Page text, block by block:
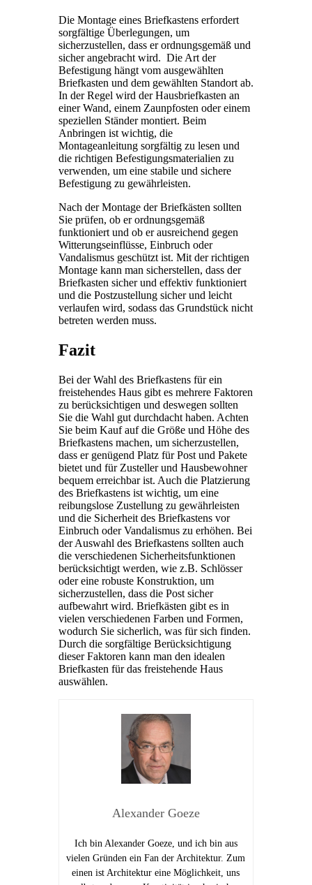
Die Montage eines Briefkastens erfordert
sorgfältige Überlegungen, um
sicherzustellen, dass er ordnungsgemäß und
sicher angebracht wird. Die Art der
Befestigung hängt vom ausgewählten
Briefkasten und dem gewählten Standort ab.
In der Regel wird der Hausbriefkasten an
einer Wand, einem Zaunpfosten oder einem
speziellen Ständer montiert. Beim
Anbringen ist wichtig, die
Montageanleitung sorgfältig zu lesen und
die richtigen Befestigungsmaterialien zu
verwenden, um eine stabile und sichere
Befestigung zu gewährleisten.
Nach der Montage der Briefkästen sollten
Sie prüfen, ob er ordnungsgemäß
funktioniert und ob er ausreichend gegen
Witterungseinflüsse, Einbruch oder
Vandalismus geschützt ist. Mit der richtigen
Montage kann man sicherstellen, dass der
Briefkasten sicher und effektiv funktioniert
und die Postzustellung sicher und leicht
verlaufen wird, sodass das Grundstück nicht
betreten werden muss.
Fazit
Bei der Wahl des Briefkastens für ein
freistehendes Haus gibt es mehrere Faktoren
zu berücksichtigen und deswegen sollten
Sie die Wahl gut durchdacht haben. Achten
Sie beim Kauf auf die Größe und Höhe des
Briefkastens machen, um sicherzustellen,
dass er genügend Platz für Post und Pakete
bietet und für Zusteller und Hausbewohner
bequem erreichbar ist. Auch die Platzierung
des Briefkastens ist wichtig, um eine
reibungslose Zustellung zu gewährleisten
und die Sicherheit des Briefkastens vor
Einbruch oder Vandalismus zu erhöhen. Bei
der Auswahl des Briefkastens sollten auch
die verschiedenen Sicherheitsfunktionen
berücksichtigt werden, wie z.B. Schlösser
oder eine robuste Konstruktion, um
sicherzustellen, dass die Post sicher
aufbewahrt wird. Briefkästen gibt es in
vielen verschiedenen Farben und Formen,
wodurch Sie sicherlich, was für sich finden.
Durch die sorgfältige Berücksichtigung
dieser Faktoren kann man den idealen
Briefkasten für das freistehende Haus
auswählen.
Alexander Goeze
Ich bin Alexander Goeze, und ich bin aus
vielen Gründen ein Fan der Architektur. Zum
einen ist Architektur eine Möglichkeit, uns